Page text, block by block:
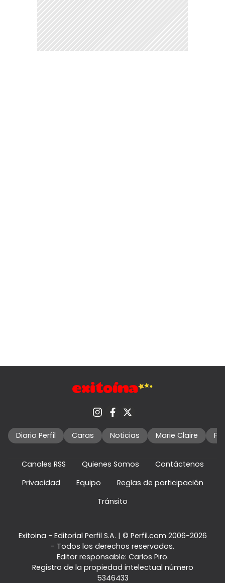
Diario Perfil Caras Noticias Marie Claire
Canales RSS Quienes Somos
Contáctenos
Privacidad
Equipo
Reglas de participación
Tránsito
Exitoina - Editorial Perfil S.A. | © Perfil.com 2006-2026
- Todos los derechos reservados.
Editor responsable: Carlos Piro.
Registro de la propiedad intelectual número
5346433